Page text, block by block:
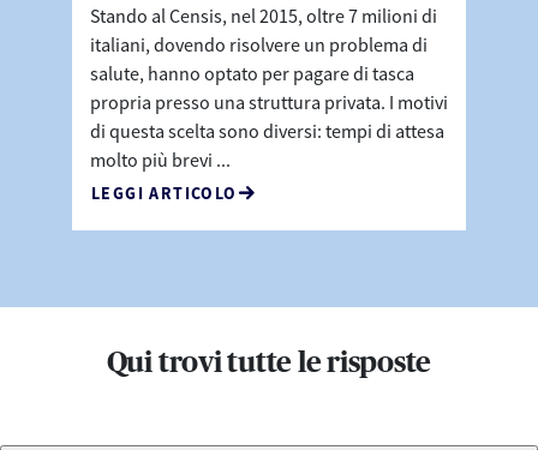
Stando al Censis, nel 2015, oltre 7 milioni di
italiani, dovendo risolvere un problema di
salute, hanno optato per pagare di tasca
propria presso una struttura privata. I motivi
di questa scelta sono diversi: tempi di attesa
molto più brevi ...
LEGGI ARTICOLO
Qui trovi tutte le risposte